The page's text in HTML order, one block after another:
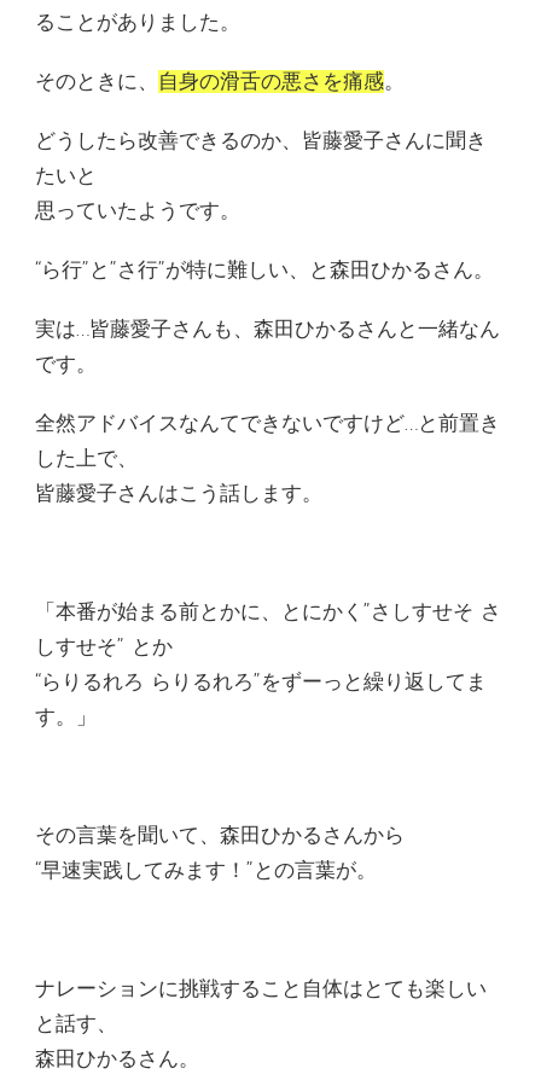
ることがありました。
そのときに、 自身の滑舌の悪さを痛感。
どうしたら改善できるのか、皆藤愛子さんに聞き
たいと
思っていたようです。
“ら行”と”さ行”が特に難しい、と森田ひかるさん。
実は…皆藤愛子さんも、森田ひかるさんと一緒なん
です。
全然アドバイスなんてできないですけど…と前置き
した上で、
皆藤愛子さんはこう話します。
「本番が始まる前とかに、とにかく”さしすせそ さ
しすせそ” とか
“らりるれろ らりるれろ”をずーっと繰り返してま
す。」
その言葉を聞いて、森田ひかるさんから
“早速実践してみます！”との言葉が。
ナレーションに挑戦すること自体はとても楽しい
と話す、
森田ひかるさん。